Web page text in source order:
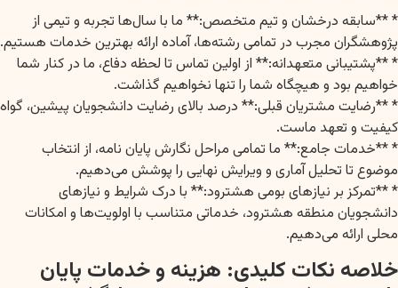
* **سابقه درخشان و تیم متخصص:** ما با سال‌ها تجربه و تیمی از
پژوهشگران مجرب در تمامی رشته‌ها، آماده ارائه بهترین خدمات هستیم.
* **پشتیبانی متعهدانه:** از اولین تماس تا لحظه دفاع، ما در کنار شما
خواهیم بود و هیچگاه شما را تنها نخواهیم گذاشت.
* **رضایت مشتریان قبلی:** درصد بالای رضایت دانشجویان پیشین، گواه
کیفیت و تعهد ماست.
* **خدمات جامع:** ما تمامی مراحل نگارش پایان نامه، از انتخاب
موضوع تا تحلیل آماری و ویرایش نهایی را پوشش می‌دهیم.
* **تمرکز بر نیازهای بومی هشترود:** با درک شرایط و نیازهای
دانشجویان منطقه هشترود، خدماتی متناسب با اولویت‌ها و امکانات
محلی ارائه می‌دهیم.
خلاصه نکات کلیدی: هزینه و خدمات پایان